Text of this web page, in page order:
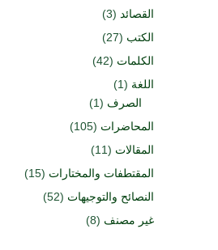
القصائد (3)
الكتب (27)
الكلمات (42)
اللغة (1)
الصرف (1)
المحاضرات (105)
المقالات (11)
المقتطفات والمختارات (15)
النصائح والتوجيهات (52)
غير مصنف (8)